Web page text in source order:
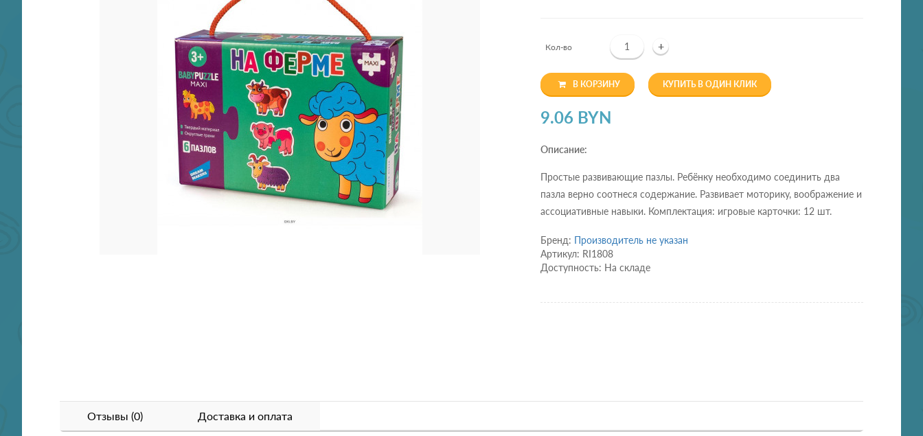
Кол-во +
В КОРЗИНУ КУПИТЬ В ОДИН КЛИК
9.06 BYN
Описание:
Простые развивающие пазлы. Ребёнку необходимо соединить два
пазла верно соотнеся содержание. Развивает моторику, воображение и
ассоциативные навыки. Комплектация: игровые карточки: 12 шт.
Бренд: Производитель не указан
Артикул: RI1808
Доступность: На складе
Отзывы (0) Доставка и оплата